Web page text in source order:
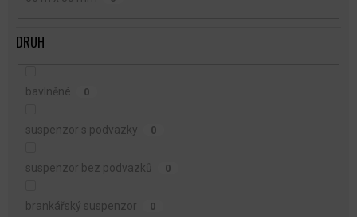
DRUH
bavlněné 0
suspenzor s podvazky 0
suspenzor bez podvazků 0
brankářský suspenzor 0